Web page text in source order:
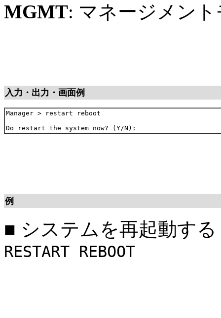
MGMT: マネージメン
入力・出力・画面例
Manager > restart reboot
例
■ システムを再起動する
RESTART REBOOT